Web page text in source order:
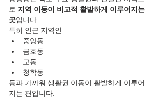
로 지역 이동이 비교적 활발하게 이루어지는
곳입니다.
특히 인근 지역인
중앙동
금호동
교동
청학동
등과 가까워 생활권 이동이 활발하게 이루어
지는 편입니다.